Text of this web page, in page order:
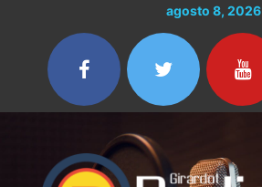
contenido
agosto 8, 2026